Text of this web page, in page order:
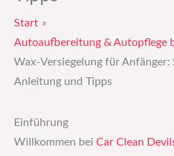
Start
Autoaufbereitung & Autopflege
Wax-Versiegelung für
Anleitung und Tipps
Einführung
Willkommen bei Car Clean